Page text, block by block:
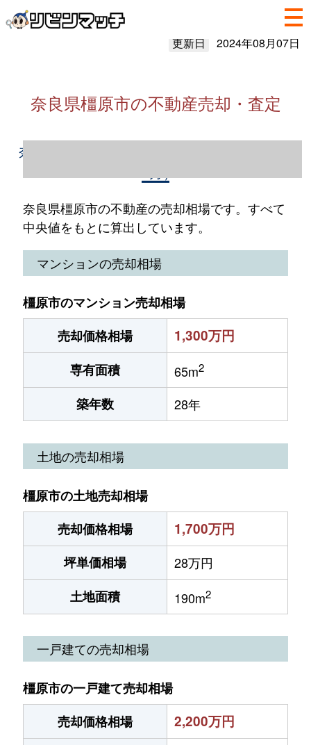
更新日 2024年08月07日
奈良県橿原市の不動産売却・査定
奈良県橿原市の不動産売却情報（2023年1～
奈良県橿原市の不動産の売却相場です。すべて
中央値をもとに算出しています。
マンションの売却相場
橿原市のマンション売却相場
売却価格相場
1,300万円
専有面積 65m2
築年数 28年
土地の売却相場
橿原市の土地売却相場
売却価格相場
1,700万円
坪単価相場
28万円
土地面積
190m2
一戸建ての売却相場
橿原市の一戸建て売却相場
売却価格相場
2,200万円